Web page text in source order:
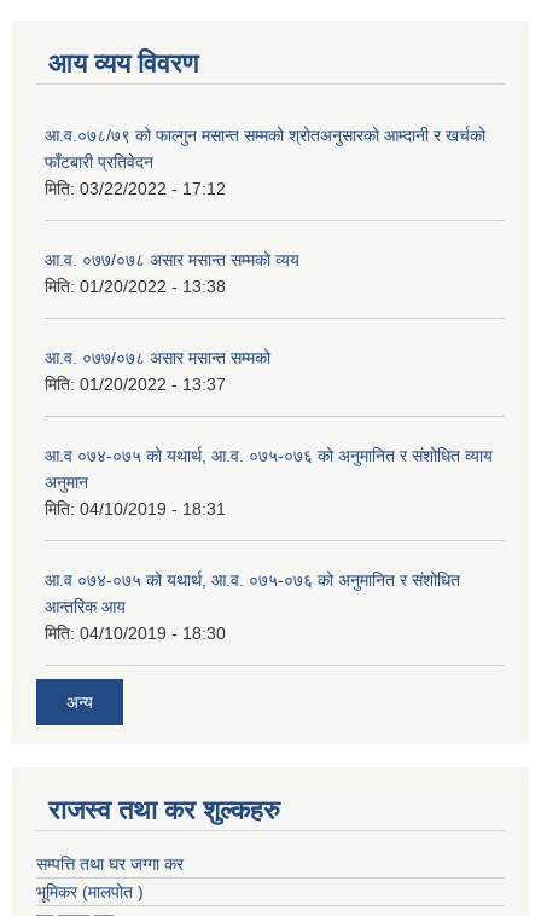
आय व्यय विवरण
आ.व.०७८/७९ को फाल्गुन मसान्त सम्मको श्रोतअनुसारको आम्दानी र खर्चको
फाँटबारी प्रतिवेदन
मिति: 03/22/2022 - 17:12
आ.व. ०७७/०७८ असार मसान्त सम्मको व्यय
मिति: 01/20/2022 - 13:38
आ.व. ०७७/०७८ असार मसान्त सम्मको
मिति: 01/20/2022 - 13:37
आ.व ०७४-०७५ को यथार्थ, आ.व. ०७५-०७६ को अनुमानित र संशोधित व्याय
अनुमान
मिति: 04/10/2019 - 18:31
आ.व ०७४-०७५ को यथार्थ, आ.व. ०७५-०७६ को अनुमानित र संशोधित
आन्तरिक आय
मिति: 04/10/2019 - 18:30
अन्य
राजस्व तथा कर शुल्कहरु
सम्पत्ति तथा घर जग्गा कर
भूमिकर (मालपोत )